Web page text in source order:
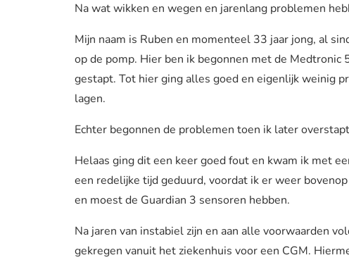
Na wat wikken en wegen en jarenlang problemen
Mijn naam is Ruben en momenteel 33 jaar jong, al
op de pomp. Hier ben ik begonnen met de Medtronic
gestapt. Tot hier ging alles goed en eigenlijk weinig
lagen.
Echter begonnen de problemen toen ik later
Helaas ging dit een keer goed fout en kwam ik met
een redelijke tijd geduurd, voordat ik er weer
en moest de Guardian 3 sensoren hebben.
Na jaren van instabiel zijn en aan alle voorwaarden
gekregen vanuit het ziekenhuis voor een CGM.